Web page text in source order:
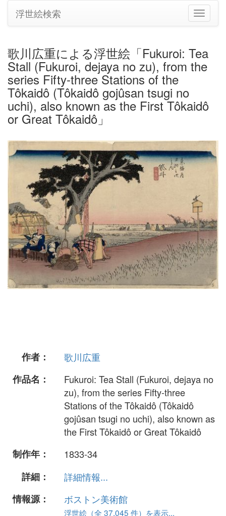
ナ
ビ
シ
ョ
り
浮世絵検索
歌川広重による浮世絵「Fukuroi: Tea
Stall (Fukuroi, dejaya no zu), from the
series Fifty-three Stations of the
Tôkaidô (Tôkaidô gojûsan tsugi no
uchi), also known as the First Tôkaidô
or Great Tôkaidô」
作者：
歌川広重
作品名：
Fukuroi: Tea Stall (Fukuroi, dejaya no
zu), from the series Fifty-three
Stations of the Tôkaidô (Tôkaidô
gojûsan tsugi no uchi), also known as
the First Tôkaidô or Great Tôkaidô
制作年：
1833-34
詳細：
詳細情報...
情報源：
ボストン美術館
浮世絵（全 37,045 件）を表示...